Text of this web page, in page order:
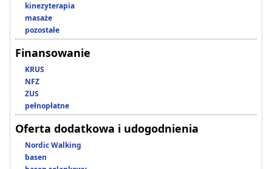
kinezyterapia
masaże
pozostałe
Finansowanie
KRUS
NFZ
ZUS
pełnopłatne
Oferta dodatkowa i udogodnienia
Nordic Walking
basen